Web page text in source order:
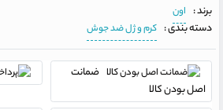
برند : اون
دسته بندی : کرم و ژل ضد جوش
ضمانت
اصل بودن کالا